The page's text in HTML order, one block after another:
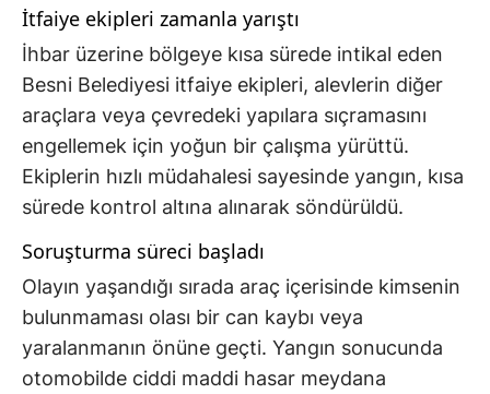
İtfaiye ekipleri zamanla yarıştı
İhbar üzerine bölgeye kısa sürede intikal eden
Besni Belediyesi itfaiye ekipleri, alevlerin diğer
araçlara veya çevredeki yapılara sıçramasını
engellemek için yoğun bir çalışma yürüttü.
Ekiplerin hızlı müdahalesi sayesinde yangın, kısa
sürede kontrol altına alınarak söndürüldü.
Soruşturma süreci başladı
Olayın yaşandığı sırada araç içerisinde kimsenin
bulunmaması olası bir can kaybı veya
yaralanmanın önüne geçti. Yangın sonucunda
otomobilde ciddi maddi hasar meydana